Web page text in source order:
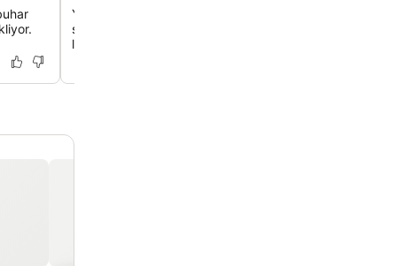
Yerel ve mevsimlik ürünlerle hazırlanan, yeniden
spesiyalitelerinin tadını çıkar. Seçkin Belçika el yapımı
lezzetli kokteyller de eşlik ediyor.